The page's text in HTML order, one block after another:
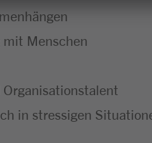
Menschen
in stressigen